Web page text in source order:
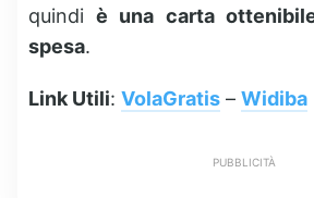
quindi è una carta
spesa.
Link Utili: VolaGratis – Widiba
PUBBLICITÀ